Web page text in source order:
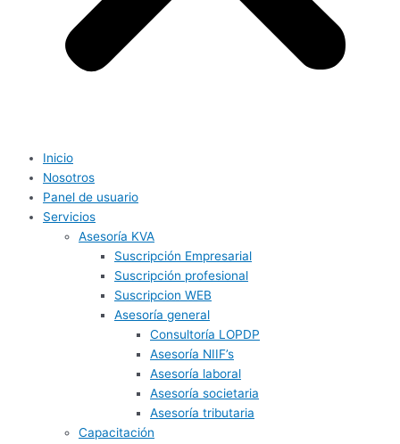
Inicio
Nosotros
Panel de usuario
Servicios
Asesoría KVA
Suscripción Empresarial
Suscripción profesional
Suscripcion WEB
Asesoría general
Consultoría LOPDP
Asesoría NIIF’s
Asesoría laboral
Asesoría societaria
Asesoría tributaria
Capacitación